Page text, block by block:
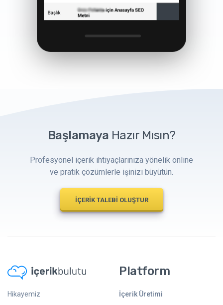
Başlamaya Hazır Mısın?
Profesyonel içerik ihtiyaçlarınıza yönelik online
ve pratik çözümlerle işinizi büyütün.
İÇERİK TALEBİ OLUŞTUR
Hikayemiz
Platform
İçerik Üretimi